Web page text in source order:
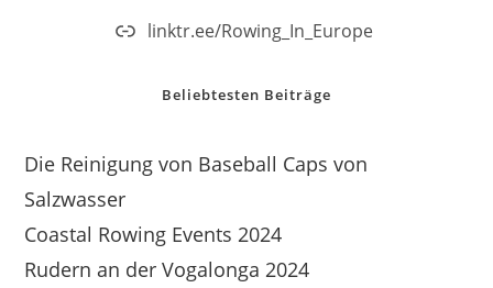
linktr.ee/Rowing_In_Europe
Beliebtesten Beiträge
Die Reinigung von Baseball Caps von
Salzwasser
Coastal Rowing Events 2024
Rudern an der Vogalonga 2024